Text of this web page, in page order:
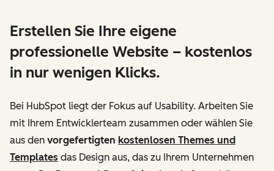
Erstellen Sie Ihre eigene
professionelle Website – kostenlos
in nur wenigen Klicks.
Bei HubSpot liegt der Fokus auf Usability. Arbeiten Sie
mit Ihrem Entwicklerteam zusammen oder wählen Sie
aus den vorgefertigten kostenlosen Themes und
Templates das Design aus, das zu Ihrem Unternehmen